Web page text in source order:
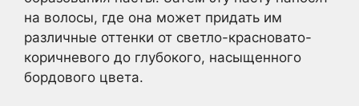
на волосы, где она может придать им
различные оттенки от светло-красновато-
коричневого до глубокого, насыщенного
бордового цвета.